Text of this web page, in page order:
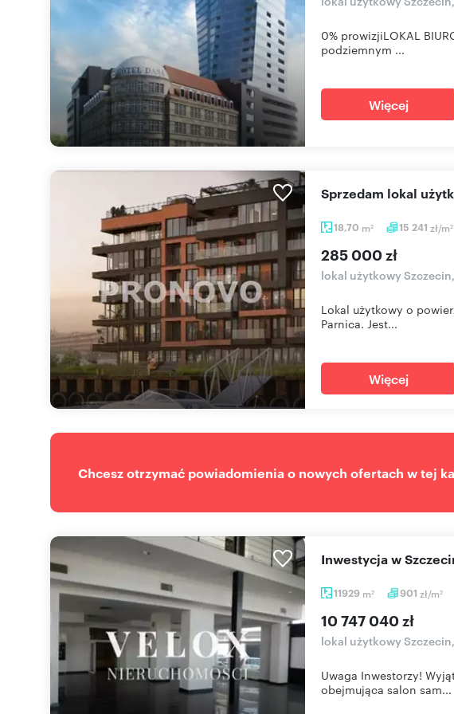
0% prowizjiLOKAL
podziemnym ...
Więcej
18,70 m2 15 241 zł/m2
Sprzedam lokal
285 000 zł
lokal użytkowy
Lokal użytkowy o
Parnica. Jest...
Więcej
Chcesz otrzymać powiadomienia o nowych ofertach w tej
11929 m2 901 zł/m2
Inwestycja w
10 747 040 zł
lokal użytkowy
Uwaga Inwestorzy!
obejmująca salon sam...